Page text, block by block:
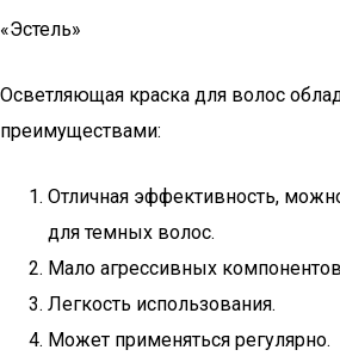
«Эстель»
Осветляющая краска для волос
преимуществами:
Отличная эффективность,
для темных волос.
Мало агрессивных
Легкость использования.
Может применяться регулярно.